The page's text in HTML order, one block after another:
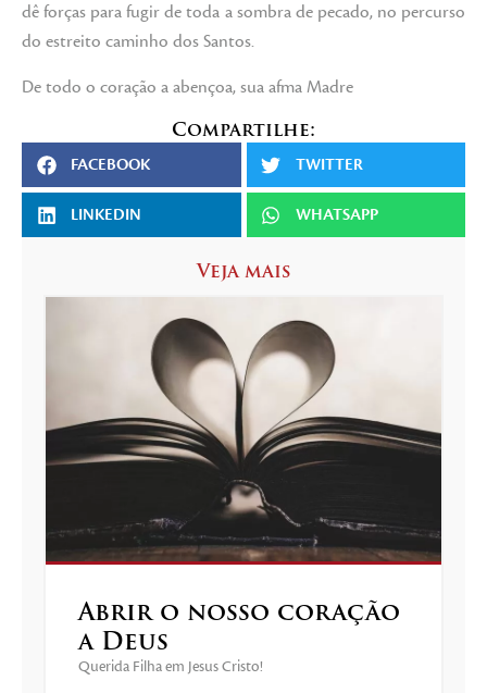
dê forças para fugir de toda a sombra de pecado, no percurso
do estreito caminho dos Santos.
De todo o coração a abençoa, sua afma Madre
Compartilhe:
FACEBOOK TWITTER
LINKEDIN WHATSAPP
Veja mais
Abrir o nosso coração
a Deus
Querida Filha em Jesus Cristo!